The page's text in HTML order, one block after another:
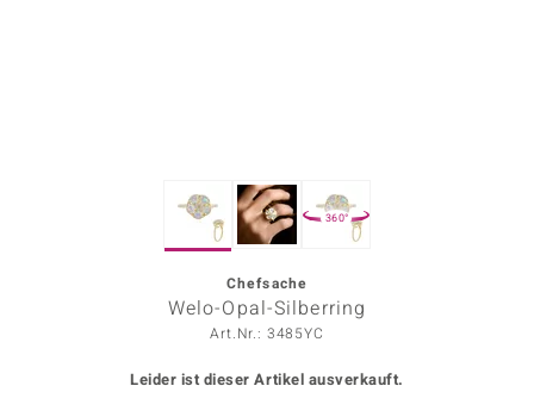
360°
Chefsache
Welo-Opal-Silberring
Art.Nr.: 3485YC
Leider ist dieser Artikel ausverkauft.